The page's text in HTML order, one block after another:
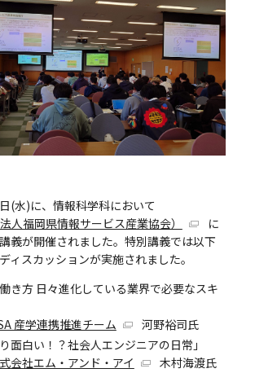
(水)に、情報科学科において
人福岡県情報サービス産業協会）
に
義が開催されました。特別講義では以下
ィスカッションが実施されました。
き方 日々進化している業界で必要なスキ
産学連携推進チーム
河野裕司氏
面白い！？社会人エンジニアの日常」
会社エム・アンド・アイ
木村海渡氏